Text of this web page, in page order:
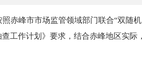
照赤峰市市场监管领域部门联合“双随
工作计划》要求，结合赤峰地区实